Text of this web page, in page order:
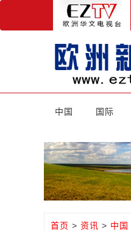
中国 国际
首页 > 资讯 > 中国